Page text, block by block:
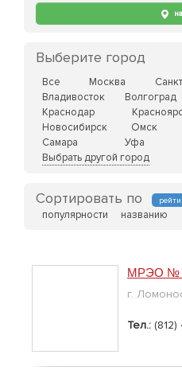
Выберите город
Все Москва
Владивосток
Волгоград
Краснодар
Новосибирск
Омск
Самара
Уфа
Выбрать другой город
Сортировать по
популярности
названию
МРЭО №
г.
Тел.: (812)